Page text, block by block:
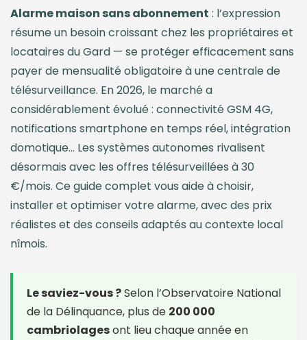
Alarme maison sans abonnement : l’expression
résume un besoin croissant chez les propriétaires et
locataires du Gard — se protéger efficacement sans
payer de mensualité obligatoire à une centrale de
télésurveillance. En 2026, le marché a
considérablement évolué : connectivité GSM 4G,
notifications smartphone en temps réel, intégration
domotique… Les systèmes autonomes rivalisent
désormais avec les offres télésurveillées à 30
€/mois. Ce guide complet vous aide à choisir,
installer et optimiser votre alarme, avec des prix
réalistes et des conseils adaptés au contexte local
nîmois.
Le saviez-vous ?Selon l’Observatoire National
de la Délinquance, plus de 200 000
cambriolagesont lieu chaque année en